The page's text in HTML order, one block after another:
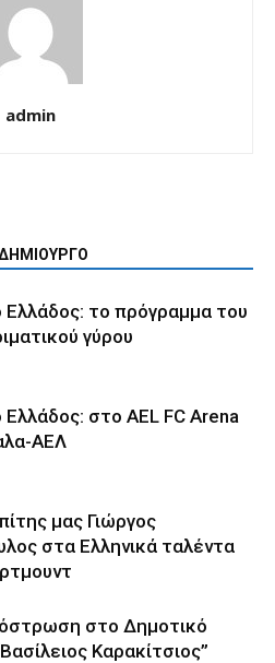
admin
Ελλάδος: το πρόγραμμα του
γύρου
στο AEL FC Arena
ΑΕΛ
μας Γιώργος
στα Ελληνικά ταλέντα
στο Δημοτικό
Καρακίτσιος”